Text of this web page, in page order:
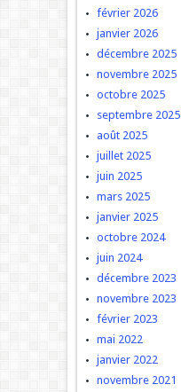
février 2026
janvier 2026
décembre 2025
novembre 2025
octobre 2025
septembre 2025
août 2025
juillet 2025
juin 2025
mars 2025
janvier 2025
octobre 2024
juin 2024
décembre 2023
novembre 2023
février 2023
mai 2022
janvier 2022
novembre 2021